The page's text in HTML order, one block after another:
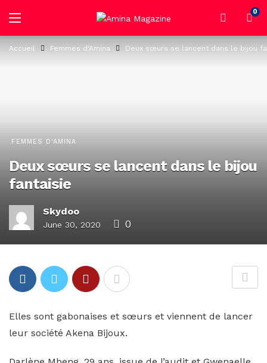
0
Accueil Femmes d'Amina Deux sœurs se lancent dans le bijou
FEMMES D'AMINA
Deux sœurs se lancent dans le bijou
fantaisie
Skydoo
June 30, 2020 0
Elles sont gabonaises et sœurs et viennent de lancer
leur société Akena Bijoux.